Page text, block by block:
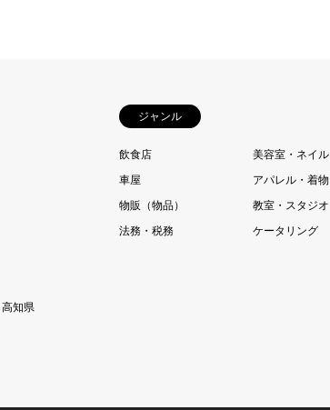
高知県
ジャンル
飲食店 美容室・ネイル
車屋
アパレル・着物
物販（物品）
教室・スタジオ
法務・税務
ケータリング